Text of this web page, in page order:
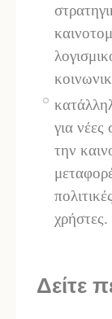
για νέες
την
χρήστες.
Δείτε